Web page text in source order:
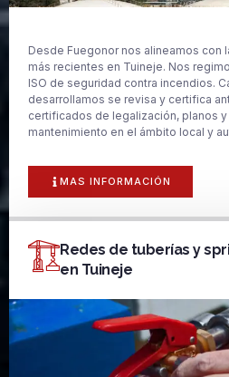
Desde Fuegonor nos alineamos con
más recientes en Tuineje. Nos
ISO de seguridad contra incendios.
desarrollamos se revisa y certifica
certificados de legalización, planos y
mantenimiento en el ámbito local y
MAS INFORMACIÓN
Redes de tuberías y
en Tuineje